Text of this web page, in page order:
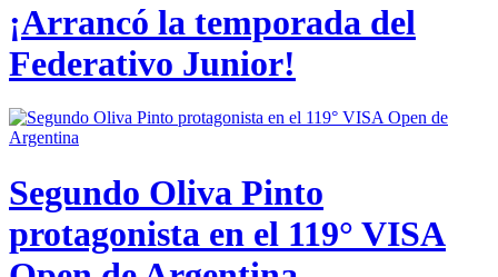
¡Arrancó la temporada del
Federativo Junior!
Segundo Oliva Pinto
protagonista en el 119° VISA